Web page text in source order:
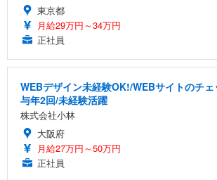
東京都
月給29万円～34万円
正社員
WEBデザイン未経験OK!/WEBサイトのチ
与年2回/未経験活躍
株式会社小林
大阪府
月給27万円～50万円
正社員